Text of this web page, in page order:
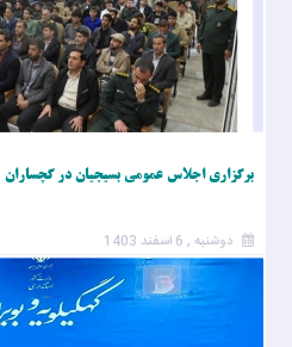
برگزاری اجلاس عمومی بسیجیان در گچساران
دوشنبه , 6 اسفند 1403